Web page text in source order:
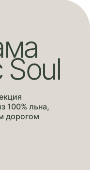
Soul
100% льна,
дорогом